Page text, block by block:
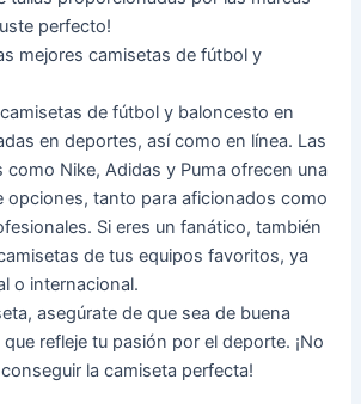
perfecto!
mejores camisetas de fútbol y
de fútbol y baloncesto en
en deportes, así como en línea. Las
como Nike, Adidas y Puma ofrecen una
opciones, tanto para aficionados como
Si eres un fanático, también
de tus equipos favoritos, ya
o internacional.
asegúrate de que sea de buena
refleje tu pasión por el deporte. ¡No
la camiseta perfecta!